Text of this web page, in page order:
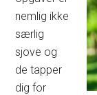
nemlig ikke
særlig
sjove og
de tapper
dig for